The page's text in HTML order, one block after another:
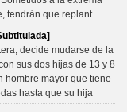
tendrán que replant
decide mudarse de la
sus dos hijas de 13 y 8
hombre mayor que tiene
hasta que su hija